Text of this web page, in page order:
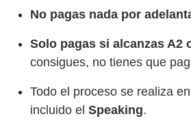
No pagas nada por
Solo pagas si alcanzas A2
consigues, no tienes que
Todo el proceso se realiza
incluido el Speaking.